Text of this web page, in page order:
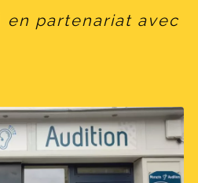
en partenariat avec